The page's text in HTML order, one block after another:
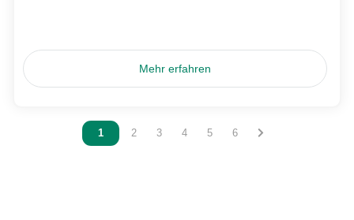
Mehr erfahren
Vous êtes sur la page
1 Vous êtes sur la page
2 Vous êtes sur la page
3 Vous êtes sur la page
4 Vous êtes sur la page
5 Vous êtes sur la page
6